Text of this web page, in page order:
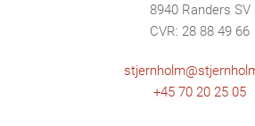
8940 Randers SV
CVR: 28 88 49 66
+45 70 20 25 05